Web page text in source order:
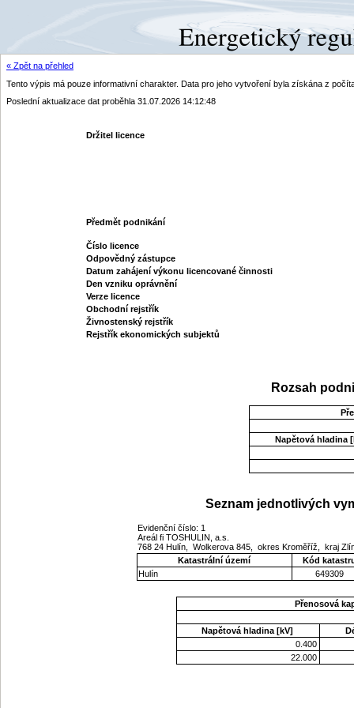
« Zpět na přehled
Tento výpis má pouze informativní charakter. Data pro jeho vytvoření byla získána z
Poslední aktualizace dat proběhla 31.07.2026 14:12:48
Držitel licence
Předmět podnikání
Číslo licence
Odpovědný zástupce
Datum zahájení výkonu licencované činnosti
Den vzniku oprávnění
Verze licence
Obchodní rejstřík
Živnostenský rejstřík
Rejstřík ekonomických subjektů
Rozsah
Napětová hladina
Seznam jednotlivých
Evidenční číslo: 1
Areál fi TOSHULIN, a.s.
768 24 Hulín, Wolkerova 845, okres Kroměříž, kraj
Katastrální území
Kód
Hulín
649309
Přenosová
Napětová hladina [kV]
0.400
22.000